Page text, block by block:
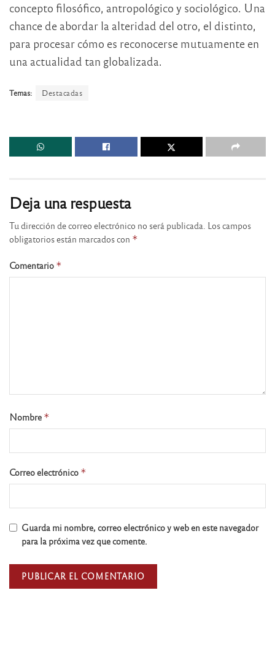
concepto filosófico, antropológico y sociológico. Una
chance de abordar la alteridad del otro, el distinto,
para procesar cómo es reconocerse mutuamente en
una actualidad tan globalizada.
Temas: Destacadas
Deja una respuesta
Tu dirección de correo electrónico no será publicada. Los campos
obligatorios están marcados con *
Comentario *
Nombre *
Correo electrónico *
Guarda mi nombre, correo electrónico y web en este navegador
para la próxima vez que comente.